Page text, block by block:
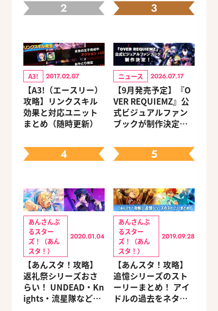
2
A3! 2017.02.07
【A3!（エースリー）
攻略】リンクスキル
効果と対応ユニット
まとめ（随時更新）
3
ニュース 2026.07.17
【9月発売予定】『O
VER REQUIEMZ』公
式ビジュアルファン
ブックが制作決定！
る豪華グッズ付き限
定セットも同時発売
4
あんさんぶ
るスター
ズ！（あん
スタ！）
2020.01.04
【あんスタ！攻略】
返礼祭シリーズおさ
らい！ UNDEAD・Kn
ights・流星隊など、
5
あんさんぶ
るスター
ズ！（あん
スタ！）
2019.09.28
【あんスタ！攻略】
追憶シリーズのスト
ーリーまとめ！ アイ
ドルの過去をネタバ